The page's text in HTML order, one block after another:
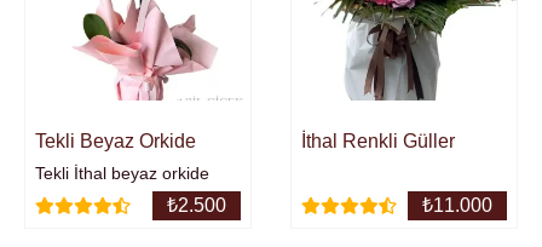
Tekli Beyaz Orkide
Tekli İthal beyaz orkide
₺2.500
İthal Renkli Güller
₺11.000